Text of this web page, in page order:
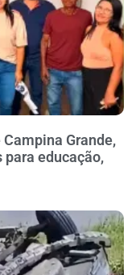
Grande,
educação,